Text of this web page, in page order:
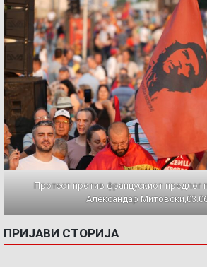
Протест против францускиот предлог
Александар
ПРИЈАВИ СТОРИЈА